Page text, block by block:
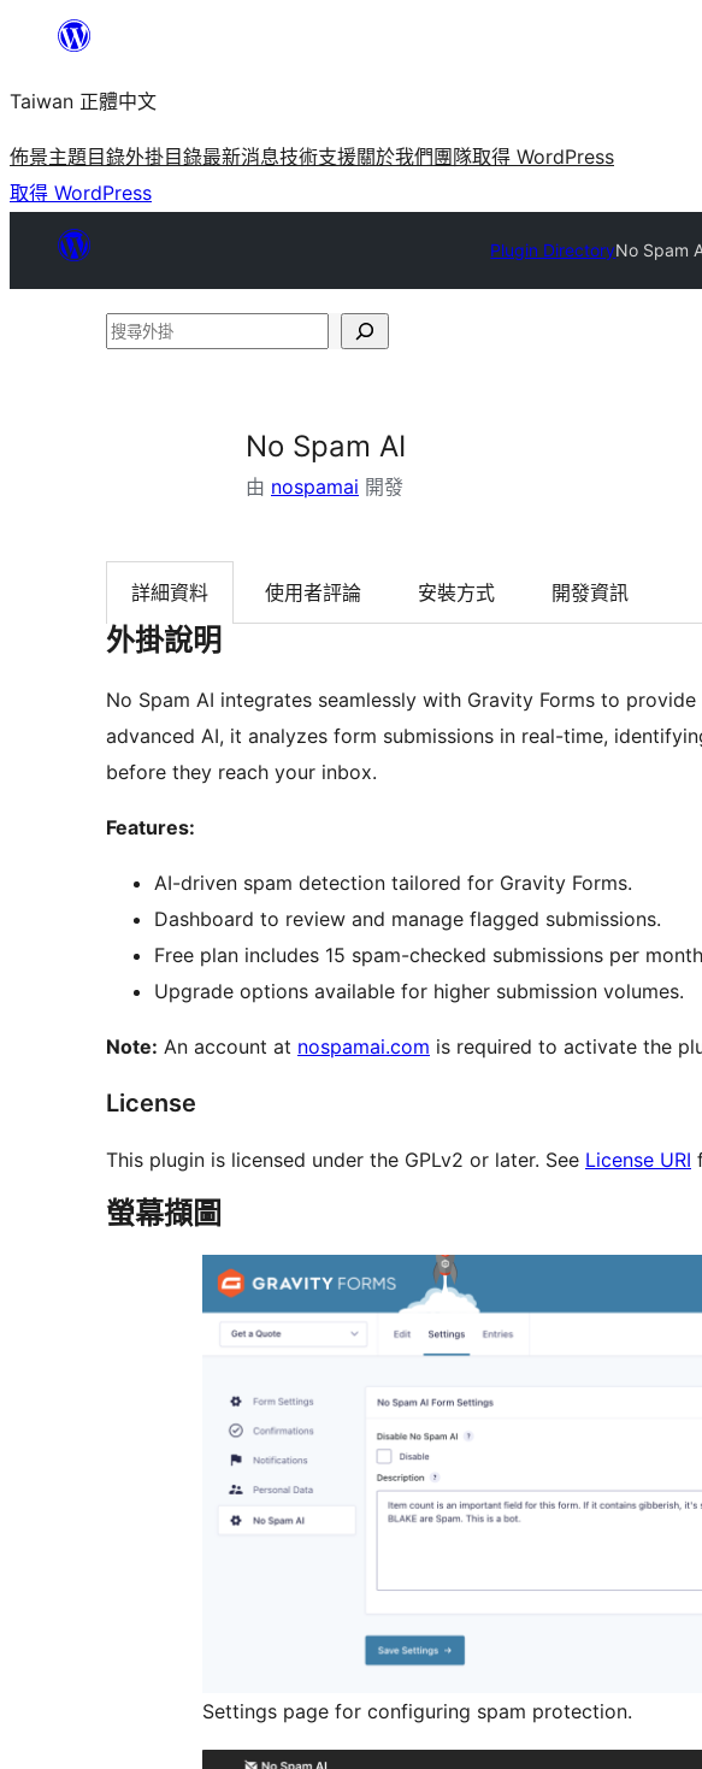
主
要
內
容
Taiwan 正體中文
佈景主題目錄外掛目錄最新消息技術支援關於我們 團隊取得 WordPress
取得 WordPress
Plugin DirectoryNo Spam
搜
No Spam AI
由 nospamai 開發
詳細資料 使用者評論 安裝方式 開發資訊
外掛說明
No Spam AI integrates seamlessly with Gravity Forms to
advanced AI, it analyzes form submissions in real-time,
before they reach your inbox.
Features:
AI-driven spam detection tailored for Gravity Forms.
Dashboard to review and manage flagged submissions.
Free plan includes 15 spam-checked submissions per
Upgrade options available for higher submission volumes.
Note: An account at nospamai.com is required to activate the
License
This plugin is licensed under the GPLv2 or later. See License URI
螢幕擷圖
Settings page for configuring spam protection.